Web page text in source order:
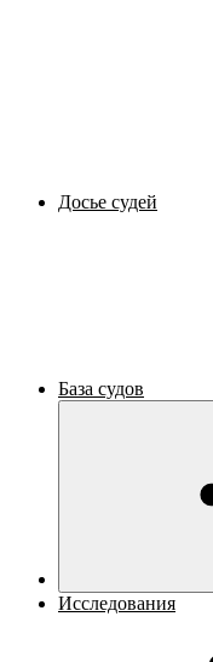
Досье судей
База судов
Исследования